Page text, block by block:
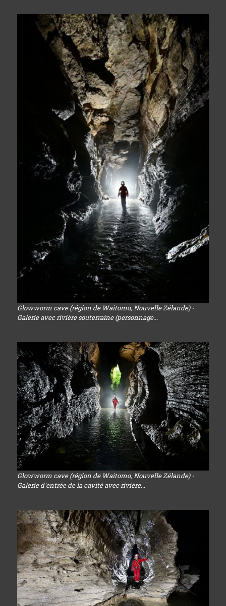
Glowworm cave (région de Waitomo, Nouvelle Zélande) -
Galerie avec rivière souterraine (personnage...
Glowworm cave (région de Waitomo, Nouvelle Zélande) -
Galerie d'entrée de la cavité avec rivière...